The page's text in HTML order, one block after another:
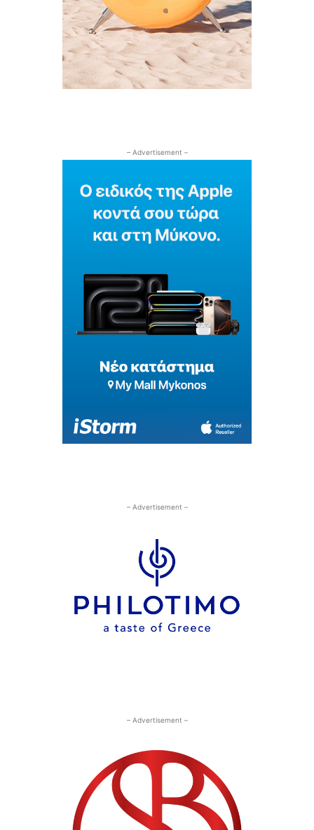
– Advertisement –
– Advertisement –
– Advertisement –